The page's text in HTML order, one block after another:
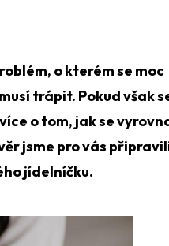
o kterém se moc
trápit. Pokud však
o tom, jak se
jsme pro vás
jídelníčku.